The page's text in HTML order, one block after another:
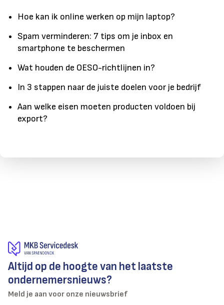
Hoe kan ik online werken op mijn laptop?
Spam verminderen: 7 tips om je inbox en
smartphone te beschermen
Wat houden de OESO-richtlijnen in?
In 3 stappen naar de juiste doelen voor je bedrijf
Aan welke eisen moeten producten voldoen bij
export?
Altijd op de hoogte van het laatste
ondernemersnieuws?
Meld je aan voor onze nieuwsbrief